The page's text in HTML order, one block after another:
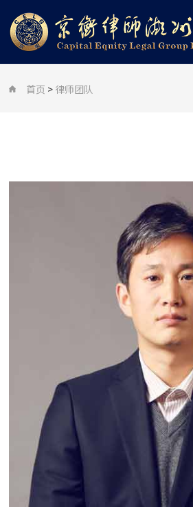
首页 > 律师团队